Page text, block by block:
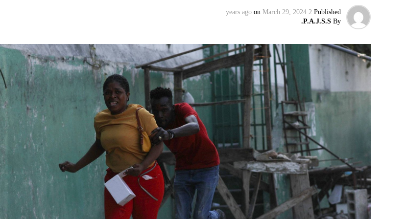
إقليميّاً، أعلن الجيش البيلاروسي أنّه بدأ مناورة للتحقّق من درجة استعداد قاذفات الأسلحة النووية
بإعلان موسكو عن مناورات نووية وستكون «متزامنة» مع التدريبات الروسية، لافتاً إلى أنّ مناورة
مينسك ستشمل على وجه الخصوص، أنظمة «إسكندر» الصاروخية وطائرات «سو 25».
في السياق، أشار رئيس أركان القوات المسلّحة البيلاروسية الجنرال فيكتور غوليفيتش إلى أنّه «في
إطار هذا الحدث، تمّت إعادة نشر جزء من القوات ووسائل الطيران في مطار احتياطي»، لافتاً إلى أنّه
«فور إنجاز عملية الانتشار هذه، سنستعرض المسائل المتعلّقة بالاستعدادات لاستخدام الأسلحة النووية
غير الاستراتيجية».
وفي أوكرانيا، فكّكت أجهزة الأمن شبكة من العملاء التابعين لجهاز الأمن الفدرالي الروسي «كانوا
يعدّون لاغتيال الرئيس الأوكراني» فولوديمير زيلينسكي ومسؤولين كبار آخرين، مثل رئيس جهاز
الاستخبارات العسكرية كيريلو بودانوف، بناءً على أوامر من موسكو. وأوقفت الأجهزة الأوكرانية
ضابطَي أمن، مشيرةً إلى أن المشتبه فيهما اللذَين أوقفا «شخصان برتبة كولونيل» من جهاز الدولة
الأوكراني الذي يتولّى أمن المسؤولين الحكوميين.
Published
2 years ago
on March 29, 2024
By
P.A.J.S.S.